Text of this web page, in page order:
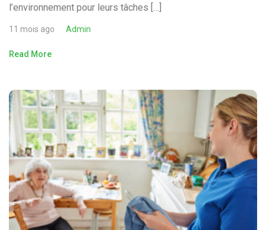
l’environnement pour leurs tâches […]
11 mois ago Admin
Read More